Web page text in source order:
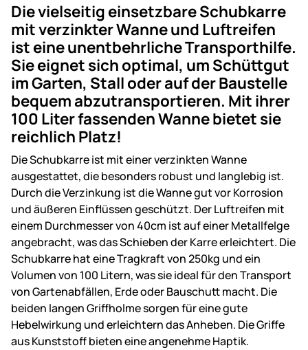
Die vielseitig einsetzbare Schubkarre
mit verzinkter Wanne und Luftreifen
ist eine unentbehrliche Transporthilfe.
Sie eignet sich optimal, um Schüttgut
im Garten, Stall oder auf der Baustelle
bequem abzutransportieren. Mit ihrer
100 Liter fassenden Wanne bietet sie
reichlich Platz!
Die Schubkarre ist mit einer verzinkten Wanne
ausgestattet, die besonders robust und langlebig ist.
Durch die Verzinkung ist die Wanne gut vor Korrosion
und äußeren Einflüssen geschützt. Der Luftreifen mit
einem Durchmesser von 40cm ist auf einer Metallfelge
angebracht, was das Schieben der Karre erleichtert. Die
Schubkarre hat eine Tragkraft von 250kg und ein
Volumen von 100 Litern, was sie ideal für den Transport
von Gartenabfällen, Erde oder Bauschutt macht. Die
beiden langen Griffholme sorgen für eine gute
Hebelwirkung und erleichtern das Anheben. Die Griffe
aus Kunststoff bieten eine angenehme Haptik.